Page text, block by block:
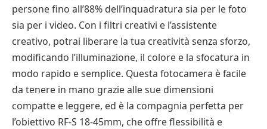
persone fino all’88% dell’inquadratura sia per le foto
sia per i video. Con i filtri creativi e l’assistente
creativo, potrai liberare la tua creatività senza sforzo,
modificando l’illuminazione, il colore e la sfocatura in
modo rapido e semplice. Questa fotocamera è facile
da tenere in mano grazie alle sue dimensioni
compatte e leggere, ed è la compagnia perfetta per
l’obiettivo RF-S 18-45mm, che offre flessibilità e